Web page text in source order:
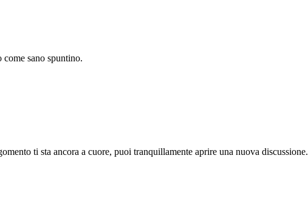
sano spuntino.
ti sta ancora a cuore, puoi tranquillamente aprire una nuova discussione.